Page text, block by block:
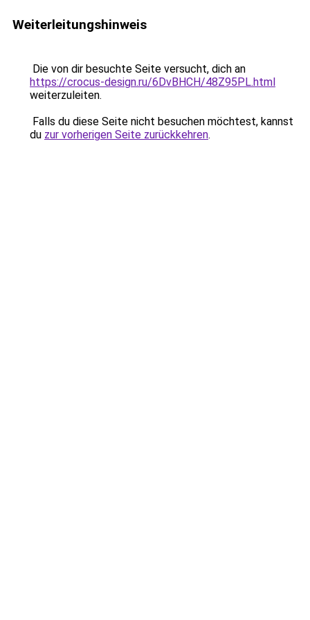
Weiterleitungshinweis
Die von dir besuchte Seite versucht, dich an
https://crocus-design.ru/6DvBHCH/48Z95PL.html
weiterzuleiten.
Falls du diese Seite nicht besuchen möchtest, kannst
du zur vorherigen Seite zurückkehren.